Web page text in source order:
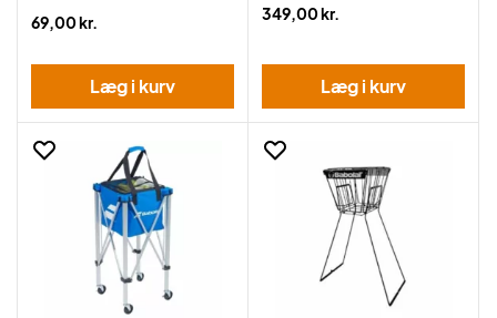
69,00 kr.
Læg i kurv
349,00 kr.
Læg i kurv